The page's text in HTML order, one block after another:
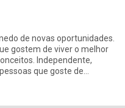
de novas oportunidades.
gostem de viver o melhor
Independente,
que goste de